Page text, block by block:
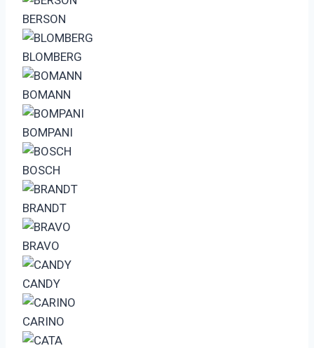
BERSON
BLOMBERG
BOMANN
BOMPANI
BOSCH
BRANDT
BRAVO
CANDY
CARINO